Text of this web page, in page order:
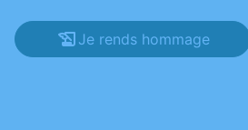
Je rends hommage